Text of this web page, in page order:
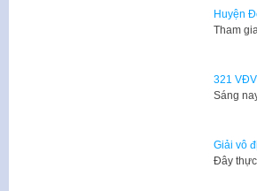
Huyện
Tham
321
Sáng
Giải vô
Đây